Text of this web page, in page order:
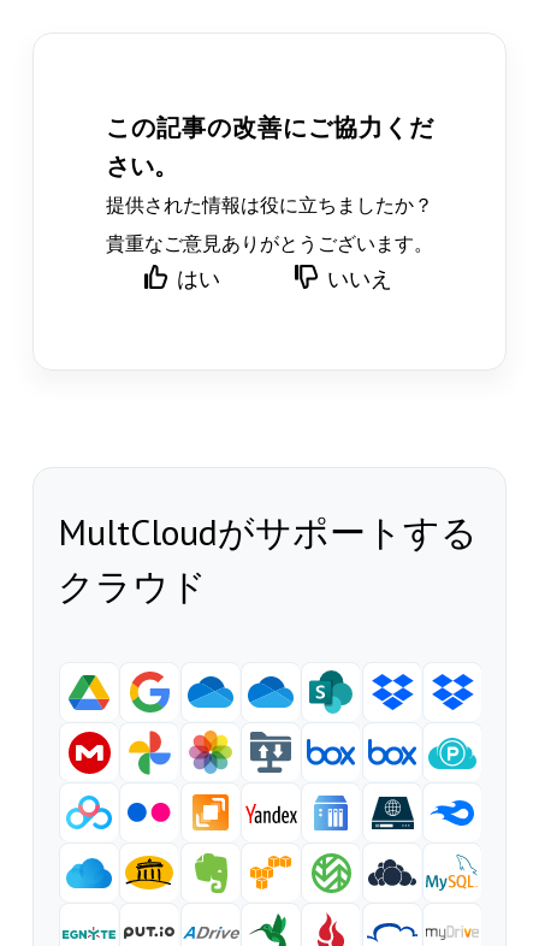
この記事の改善にご協力くだ
さい。
提供された情報は役に立ちましたか？
貴重なご意見ありがとうございます。
はい いいえ
MultCloudがサポートする
クラウド